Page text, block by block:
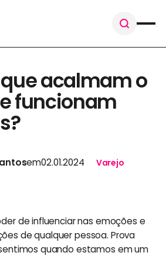
acalmam o
funcionam
em02.01.2024 Varejo
de influenciar nas emoções e
de qualquer pessoa. Prova
quando estamos em um